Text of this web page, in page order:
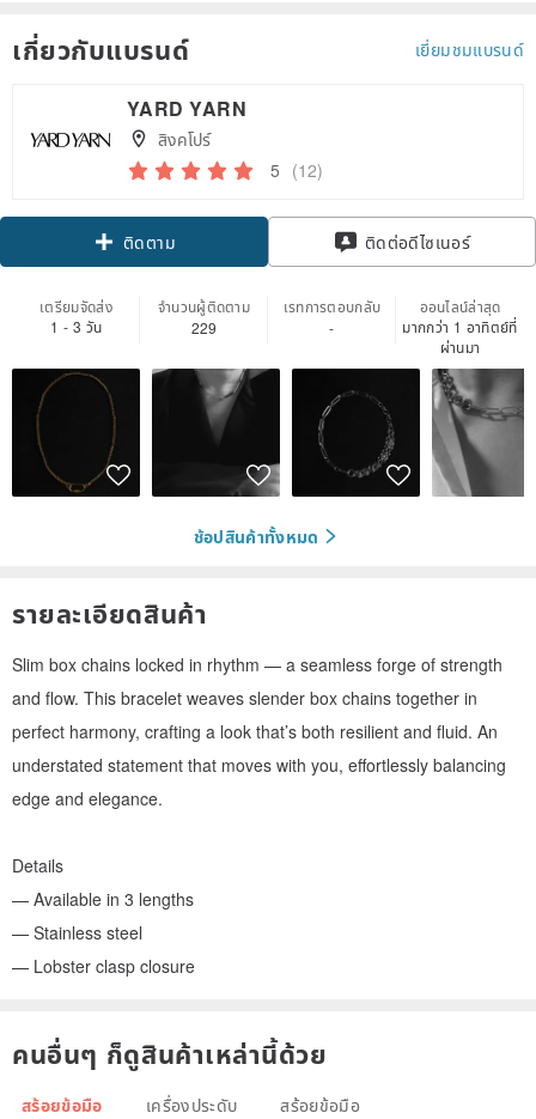
เกี่ยวกับแบรนด์ เยี่ยมชมแบรนด์
YARD YARN
สิงคโปร์
5 (12)
ติดตาม ติดต่อดีไซเนอร์
เตรียมจัดส่ง
1 - 3 วัน
จำนวนผู้ติดตาม
229
เรทการตอบกลับ
-
ออนไลน์ล่าสุด
มากกว่า 1 อาทิตย์ที่
ผ่านมา
ช้อปสินค้าทั้งหมด
รายละเอียดสินค้า
Slim box chains locked in rhythm — a seamless forge of strength
and flow. This bracelet weaves slender box chains together in
perfect harmony, crafting a look that’s both resilient and fluid. An
understated statement that moves with you, effortlessly balancing
edge and elegance.
Details
— Available in 3 lengths
— Stainless steel
— Lobster clasp closure
คนอื่นๆ ก็ดูสินค้าเหล่านี้ด้วย
สร้อยข้อมือ เครื่องประดับ สร้อยข้อมือ